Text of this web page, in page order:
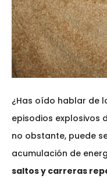
¿Has oído hablar de
episodios explosivos
no obstante, puede
acumulación de
saltos y carreras